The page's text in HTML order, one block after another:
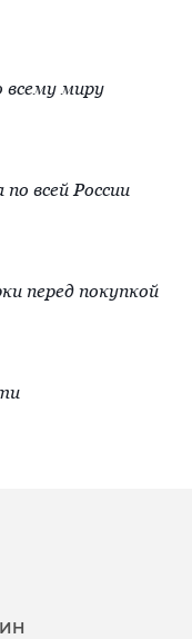
всему миру
всей России
перед покупкой